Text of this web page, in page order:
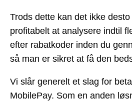
Trods dette kan det ikke
profitabelt at analysere indtil
efter rabatkoder inden du
så man er sikret at få den
Vi slår generelt et slag for
MobilePay. Som en anden